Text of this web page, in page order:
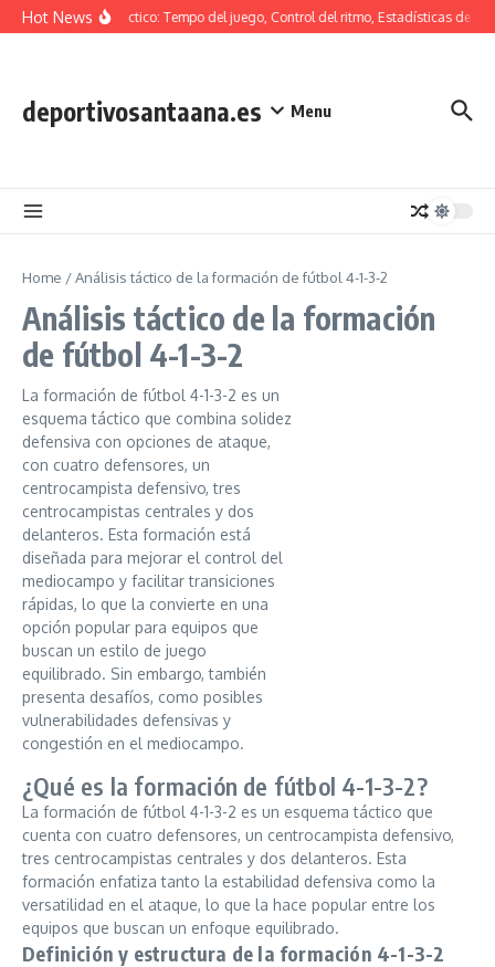
Skip to content
Hot NewsAnálisis táctico: Tempo del juego, Control del ritmo, Estadísticas de
deportivosantaana.es Menu
Home /Análisis táctico de la formación de fútbol 4-1-3-2
Análisis táctico de la formación
de fútbol 4-1-3-2
La formación de fútbol 4-1-3-2 es un
esquema táctico que combina solidez
defensiva con opciones de ataque,
con cuatro defensores, un
centrocampista defensivo, tres
centrocampistas centrales y dos
delanteros. Esta formación está
diseñada para mejorar el control del
mediocampo y facilitar transiciones
rápidas, lo que la convierte en una
opción popular para equipos que
buscan un estilo de juego
equilibrado. Sin embargo, también
presenta desafíos, como posibles
vulnerabilidades defensivas y
congestión en el mediocampo.
¿Qué es la formación de fútbol 4-1-3-2?
La formación de fútbol 4-1-3-2 es un esquema táctico que
cuenta con cuatro defensores, un centrocampista defensivo,
tres centrocampistas centrales y dos delanteros. Esta
formación enfatiza tanto la estabilidad defensiva como la
versatilidad en el ataque, lo que la hace popular entre los
equipos que buscan un enfoque equilibrado.
Definición y estructura de la formación 4-1-3-2